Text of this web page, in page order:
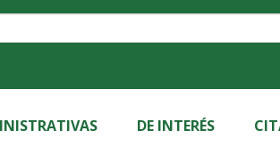
DE INTERÉS